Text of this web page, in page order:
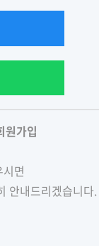
원가입
면
안내드리겠습니다.